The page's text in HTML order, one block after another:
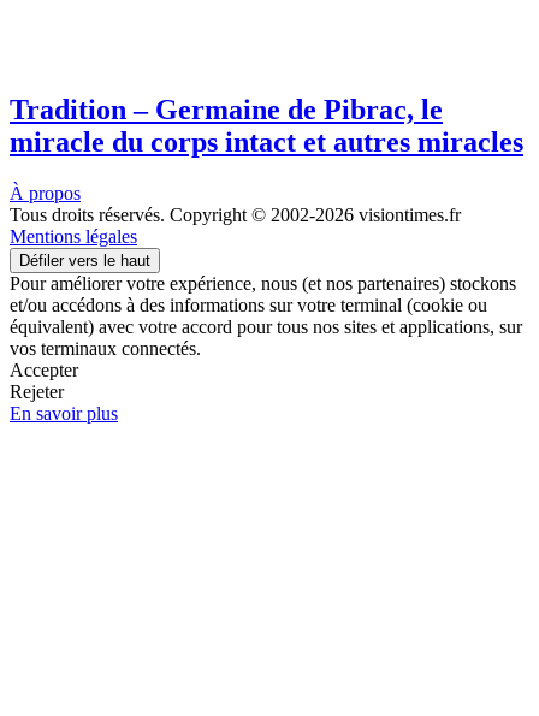
Tradition – Germaine de Pibrac, le
miracle du corps intact et autres miracles
À propos
Tous droits réservés. Copyright © 2002-2026 visiontimes.fr
Mentions légales
Défiler vers le haut
Pour améliorer votre expérience, nous (et nos partenaires) stockons
et/ou accédons à des informations sur votre terminal (cookie ou
équivalent) avec votre accord pour tous nos sites et applications, sur
vos terminaux connectés.
Accepter
Rejeter
En savoir plus